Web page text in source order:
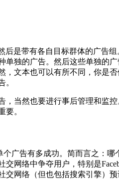
后是带有各自目标群体的广
独的广告。然后这些单独的
文本也可以有所不同，你是
。
当然也要进行事后管理和监
要。
广告有多成功。简而言之：
网络中争夺用户，特别是
网络（但也包括搜索引擎）